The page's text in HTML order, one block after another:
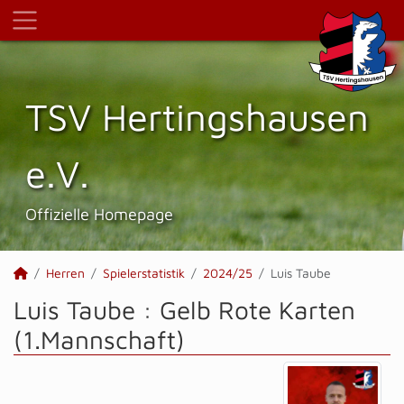
TSV Hertings­hausen
e.V.
Offizielle Homepage
Herren Spielerstatistik 2024/25 Luis Taube
Luis Taube : Gelb Rote Karten
(1.Mannschaft)